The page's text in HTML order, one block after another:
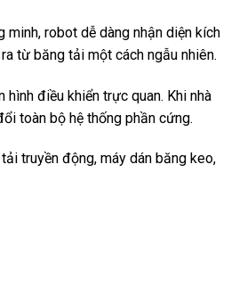
minh, robot dễ dàng nhận diện kích
từ băng tải một cách ngẫu nhiên.
điều khiển trực quan. Khi nhà
toàn bộ hệ thống phần cứng.
truyền động, máy dán băng keo,